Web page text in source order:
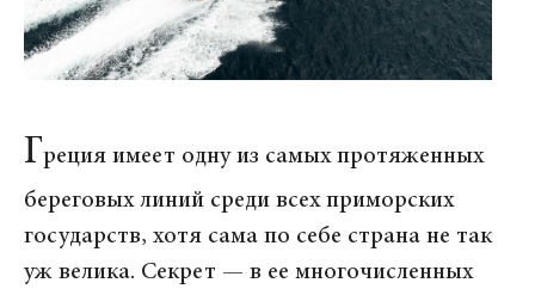
Греция имеет одну из самых протяженных
береговых линий среди всех приморских
государств, хотя сама по себе страна не так
уж велика. Секрет — в ее многочисленных